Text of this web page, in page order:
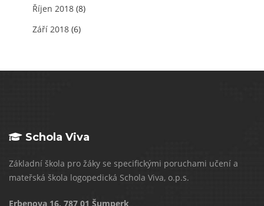
Říjen 2018 (8)
Září 2018 (6)
Schola Viva
Základní škola pro žáky se specifickými poruchami učení a
mateřská škola logopedická Schola Viva, o.p.s.
Erbenova 16, 787 01 Šumperk